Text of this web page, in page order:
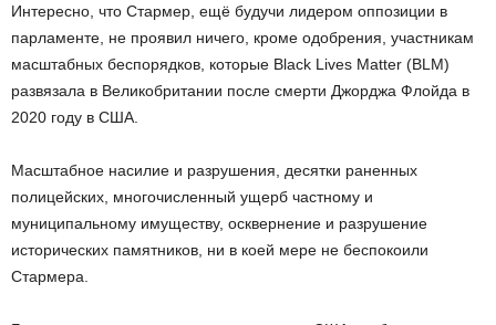
Интересно, что Стармер, ещё будучи лидером оппозиции в
парламенте, не проявил ничего, кроме одобрения, участникам
масштабных беспорядков, которые Black Lives Matter (BLM)
развязала в Великобритании после смерти Джорджа Флойда в
2020 году в США.
Масштабное насилие и разрушения, десятки раненных
полицейских, многочисленный ущерб частному и
муниципальному имуществу, осквернение и разрушение
исторических памятников, ни в коей мере не беспокоили
Стармера.